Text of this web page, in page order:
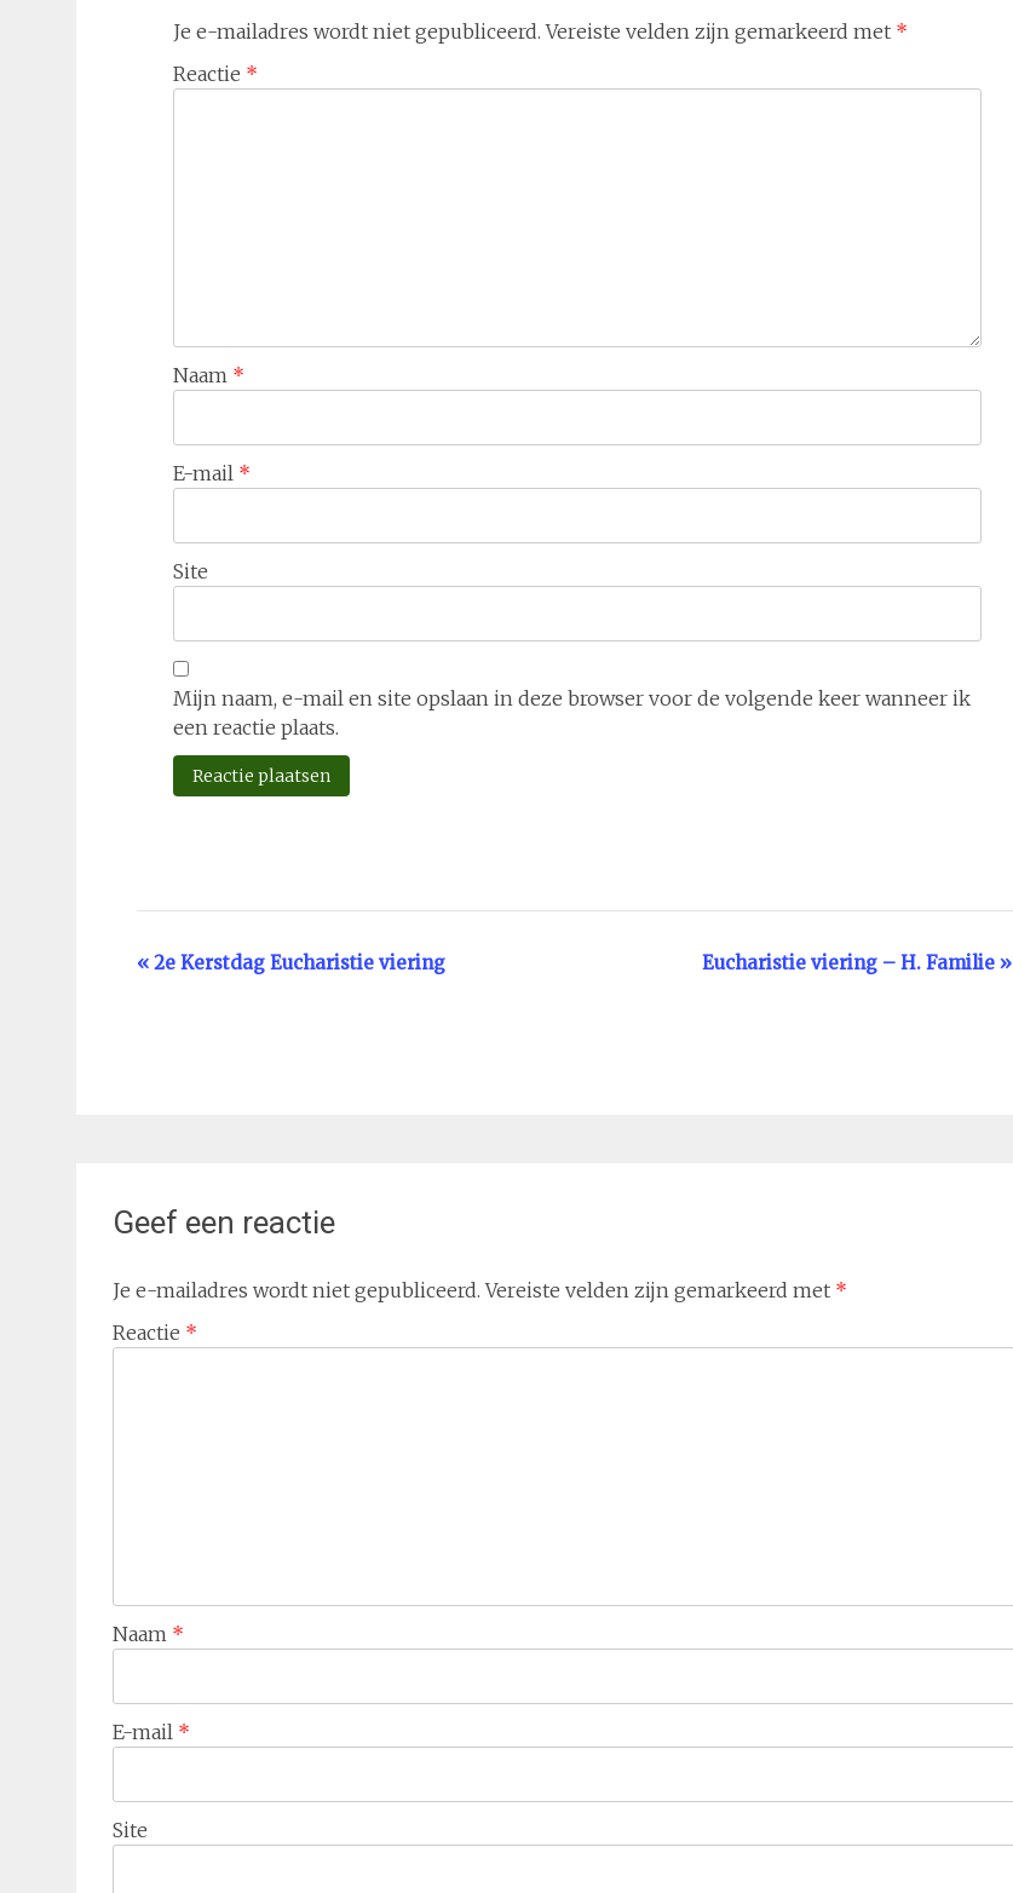
Je e-mailadres wordt niet gepubliceerd. Vereiste velden zijn gemarkeerd met *
Reactie *
Naam *
E-mail *
Site
Mijn naam, e-mail en site opslaan in deze browser voor de volgende keer wanneer ik
een reactie plaats.
Evenement
« 2e Kerstdag Eucharistie viering Eucharistie viering – H. Familie»
Geef een reactie
Je e-mailadres wordt niet gepubliceerd. Vereiste velden zijn gemarkeerd met *
Reactie *
Naam *
E-mail *
Site